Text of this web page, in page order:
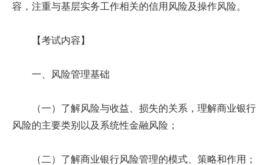
容，注重与基层实务工作相关的信用风险及操作风险。
【考试内容】
一、风险管理基础
（一）了解风险与收益、损失的关系，理解商业银行
风险的主要类别以及系统性金融风险；
（二）了解商业银行风险管理的模式、策略和作用；